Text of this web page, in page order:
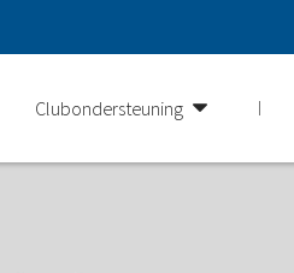
Clubondersteuning